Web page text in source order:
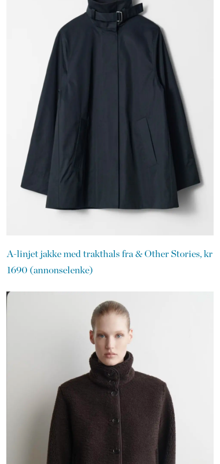
A-linjet jakke med trakthals fra & Other Stories, kr
1690 (annonselenke)